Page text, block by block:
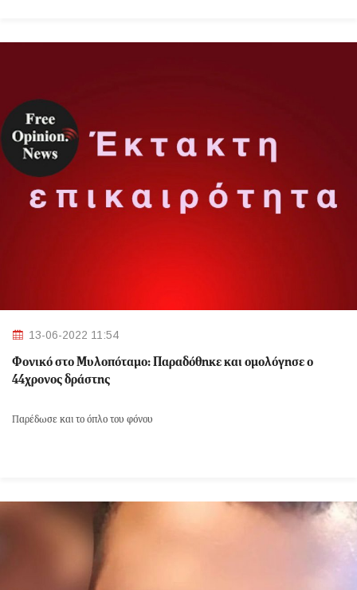
13-06-2022 11:54
Φονικό στο Μυλοπόταμο: Παραδόθηκε και ομολόγησε ο
44χρονος δράστης
Παρέδωσε και το όπλο του φόνου